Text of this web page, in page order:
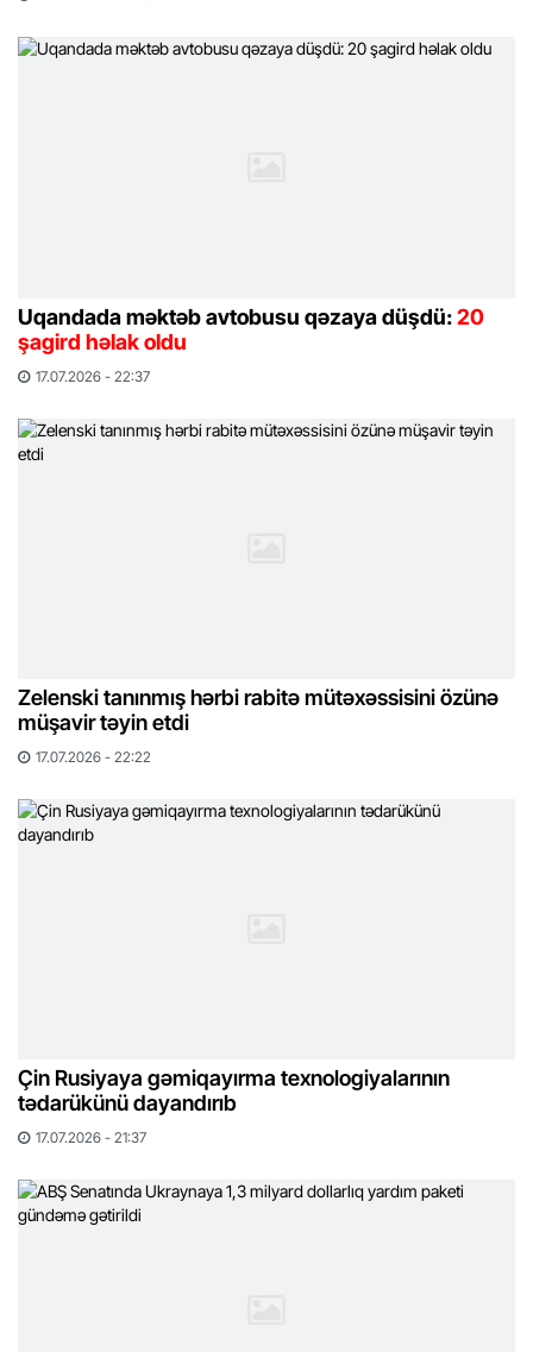
Uqandada məktəb avtobusu qəzaya düşdü:20
şagird həlak oldu
17.07.2026 - 22:37
Zelenski tanınmış hərbi rabitə mütəxəssisini özünə
müşavir təyin etdi
17.07.2026 - 22:22
Çin Rusiyaya gəmiqayırma texnologiyalarının
tədarükünü dayandırıb
17.07.2026 - 21:37